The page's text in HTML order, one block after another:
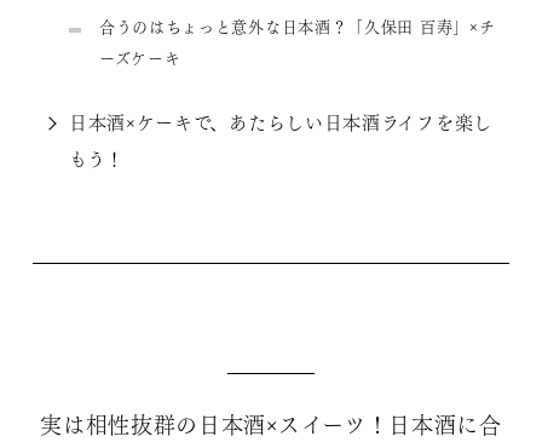
合うのはちょっと意外な日本酒？「久保田 百寿」×チ
ーズケーキ
日本酒×ケーキで、あたらしい日本酒ライフを楽し
もう！
実は相性抜群の日本酒×スイーツ！日本酒に合